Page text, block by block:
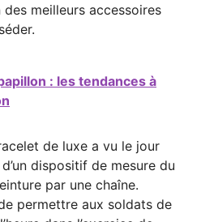
des meilleurs accessoires
: les tendances à
de luxe a vu le jour
dispositif de mesure du
par une chaîne.
permettre aux soldats de